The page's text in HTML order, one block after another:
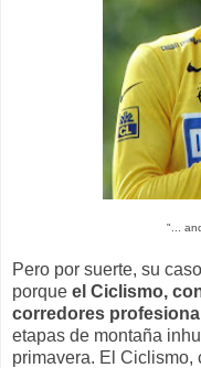
"...
Pero por suerte, su
porque el Ciclismo,
corredores
etapas de montaña
primavera. El Ciclismo,